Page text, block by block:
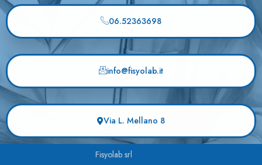
06.52363698
info@fisyolab.it
Via L. Mellano 8
Fisyolab srl